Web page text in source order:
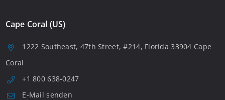
Cape Coral (US)
1222 Southeast, 47th Street, #214, Florida 33904 Cape
Coral
+1 800 638-0247
E-Mail senden